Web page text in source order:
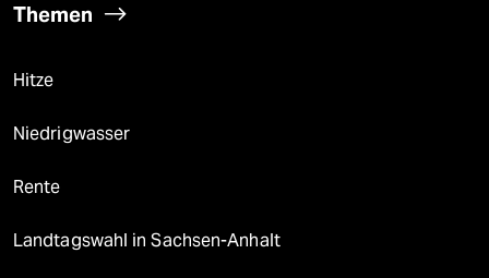
Themen
Hitze
Niedrigwasser
Rente
Landtagswahl in Sachsen-Anhalt